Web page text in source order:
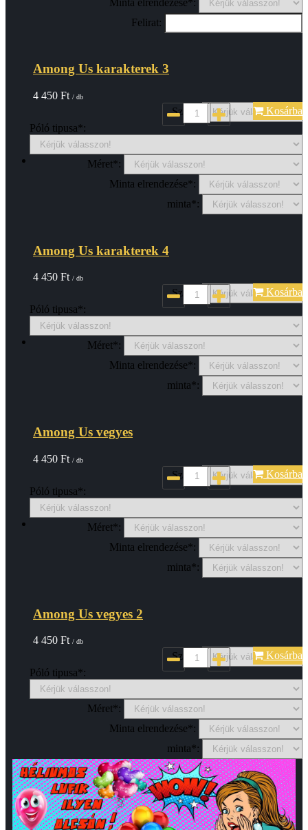
Felirat:
Among Us karakterek 3
4 450 Ft / db
Szin*:
Póló tipusa*:
Méret*:
Minta elrendezése*:
minta*:
Kosárba
Among Us karakterek 4
4 450 Ft / db
Szin*:
Póló tipusa*:
Méret*:
Minta elrendezése*:
minta*:
Kosárba
Among Us vegyes
4 450 Ft / db
Szin*:
Póló tipusa*:
Méret*:
Minta elrendezése*:
minta*:
Kosárba
Among Us vegyes 2
4 450 Ft / db
Szin*:
Póló tipusa*:
Méret*:
Minta elrendezése*:
minta*:
Kosárba